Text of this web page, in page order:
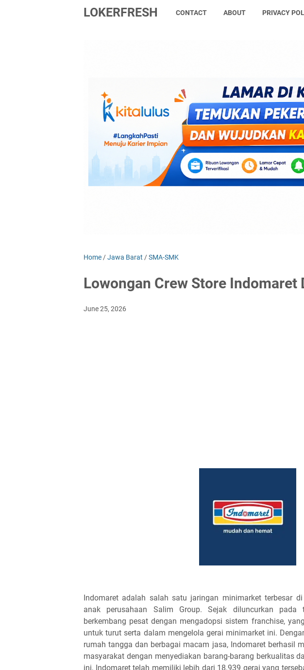
LOKERFRESH CONTACT ABOUT PRIVACY
Home /Jawa Barat /SMA-SMK
Lowongan Crew Store Indomaret
June 25, 2026
Indomaret adalah salah satu jaringan minimarket terbesar
anak perusahaan Salim Group. Sejak diluncurkan pada
berkembang pesat dengan mengadopsi sistem franchise,
untuk turut serta dalam mengelola gerai minimarket ini.
rumah tangga dan berbagai macam jasa, Indomaret berhasil
masyarakat dengan menyediakan barang-barang berkualitas
ini, Indomaret telah memiliki lebih dari 18.939 gerai yang